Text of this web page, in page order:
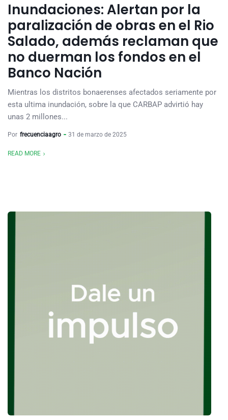
Inundaciones: Alertan por la
paralización de obras en el Rio
Salado, además reclaman que
no duerman los fondos en el
Banco Nación
Mientras los distritos bonaerenses afectados seriamente por
esta ultima inundación, sobre la que CARBAP advirtió hay
unas 2 millones...
Por frecuenciaagro 31 de marzo de 2025
READ MORE